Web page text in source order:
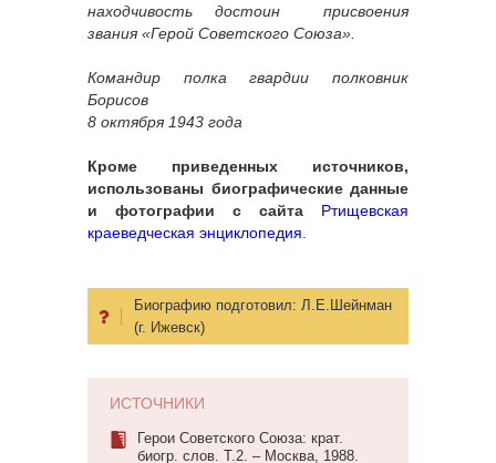
находчивость достоин присвоения
звания «Герой Советского Союза».
Командир полка гвардии полковник
Борисов
8 октября 1943 года
Кроме приведенных источников,
использованы биографические данные
и фотографии с сайта
Ртищевская
краеведческая энциклопедия.
Биографию подготовил: Л.Е.Шейнман
(г. Ижевск)
ИСТОЧНИКИ
Герои Советского Союза: крат.
биогр. слов. Т.2. – Москва, 1988.